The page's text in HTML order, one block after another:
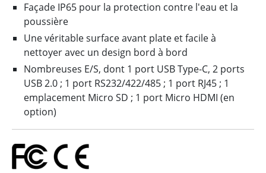
Façade IP65 pour la protection contre l'eau et la
poussière
Une véritable surface avant plate et facile à
nettoyer avec un design bord à bord
Nombreuses E/S, dont 1 port USB Type-C, 2 ports
USB 2.0 ; 1 port RS232/422/485 ; 1 port RJ45 ; 1
emplacement Micro SD ; 1 port Micro HDMI (en
option)